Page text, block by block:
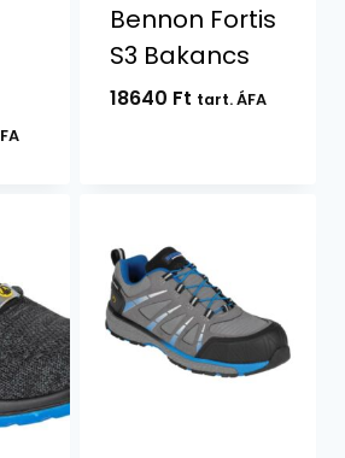
Bennon Fortis
S3 Bakancs
18640 Ft tart. ÁFA